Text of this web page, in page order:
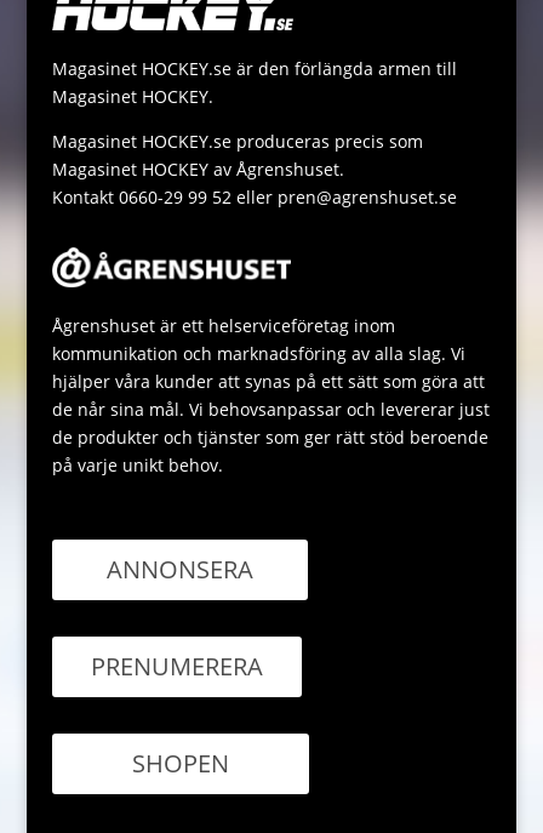
k
p
g
Magasinet HOCKEY.se är den förlängda armen till
Magasinet HOCKEY.
Magasinet HOCKEY.se produceras precis som
Magasinet HOCKEY av Ågrenshuset.
Kontakt 0660-29 99 52 eller pren@agrenshuset.se
Ågrenshuset är ett helserviceföretag inom
kommunikation och marknadsföring av alla slag. Vi
hjälper våra kunder att synas på ett sätt som göra att
de når sina mål. Vi behovsanpassar och levererar just
de produkter och tjänster som ger rätt stöd beroende
på varje unikt behov.
ANNONSERA
PRENUMERERA
SHOPEN